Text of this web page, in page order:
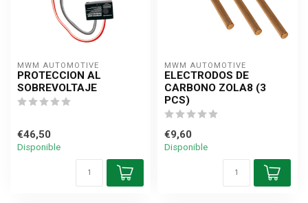
MWM AUTOMOTIVE
PROTECCION AL
SOBREVOLTAJE
€46,50
Disponible
MWM AUTOMOTIVE
ELECTRODOS DE
CARBONO ZOLA8 (3
PCS)
€9,60
Disponible